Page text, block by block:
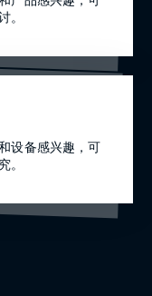
。
设备感兴趣，可
。